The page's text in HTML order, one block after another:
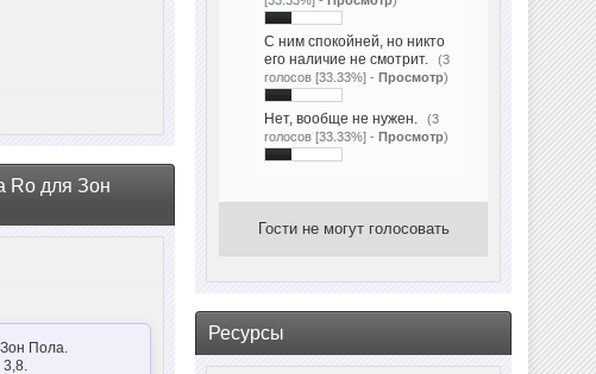
Ro для Зон
Пола.
С ним спокойней, но никто
его наличие не смотрит.
(3
голосов [33.33%] -Просмотр)
Нет, вообще не нужен.
(3
голосов [33.33%] -Просмотр)
Гости не могут голосовать
Ресурсы